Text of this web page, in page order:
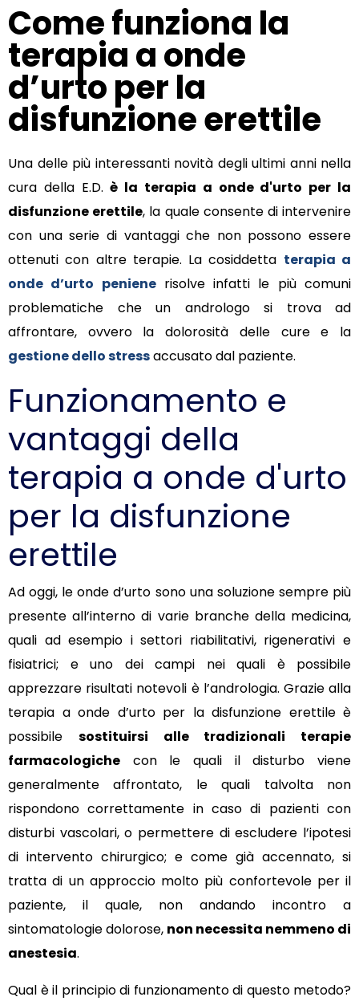
Come funziona la
terapia a onde
d’urto per la
disfunzione erettile
Una delle più interessanti novità degli ultimi anni nella
cura della E.D.è la terapia a onde d'urto per la
disfunzione erettile, la quale consente di intervenire
con una serie di vantaggi che non possono essere
ottenuti con altre terapie. La cosiddetta terapia a
onde d’urto penienerisolve infatti le più comuni
problematiche che un andrologo si trova ad
affrontare, ovvero la dolorosità delle cure e la
gestione dello stressaccusato dal paziente.
Funzionamento e
vantaggi della
terapia a onde d'urto
per la disfunzione
erettile
Ad oggi, le onde d’urto sono una soluzione sempre più
presente all’interno di varie branche della medicina,
quali ad esempio i settori riabilitativi, rigenerativi e
fisiatrici; e uno dei campi nei quali è possibile
apprezzare risultati notevoli è l’andrologia. Grazie alla
terapia a onde d’urto per la disfunzione erettile è
possibile sostituirsi alle tradizionali terapie
farmacologiche con le quali il disturbo viene
generalmente affrontato, le quali talvolta non
rispondono correttamente in caso di pazienti con
disturbi vascolari, o permettere di escludere l’ipotesi
di intervento chirurgico; e come già accennato, si
tratta di un approccio molto più confortevole per il
paziente, il quale, non andando incontro a
sintomatologie dolorose, non necessita nemmeno di
anestesia.
Qual è il principio di funzionamento di questo metodo?